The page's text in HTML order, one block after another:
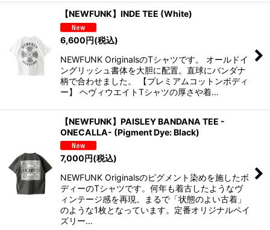
【NEWFUNK】INDE TEE (White)
6,600円(税込)
NEWFUNK OriginalsのTシャツです。 オールドイ
ングリッシュ書体を大胆に配置。直球にバンダナ
柄で合わせました。 【プレミアムコットンボディ
ー】 ヘヴィウエイトTシャツの厚さや着…
【NEWFUNK】PAISLEY BANDANA TEE -
ONECALLA- (Pigment Dye: Black)
7,000円(税込)
NEWFUNK Originalsのピグメント染めを施したボ
ディーのTシャツです。何年も着古したようなヴ
ィンテージ感を再現。まるで「状態のよい古着」
のような1枚となっています。定番オリジナルペイ
ズリー…